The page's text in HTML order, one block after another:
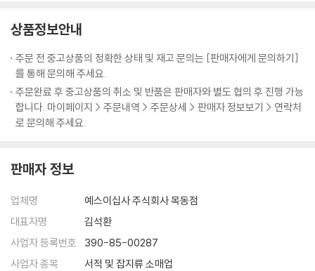
kr).
상품정보안내
주문 전 중고상품의 정확한 상태 및 재고 문의는 [판매자에게 문의하기]
를 통해 문의해 주세요.
주문완료 후 중고상품의 취소 및 반품은 판매자와 별도 협의 후 진행 가능
합니다. 마이페이지 > 주문내역 > 주문상세 > 판매자 정보보기 > 연락처
로 문의해 주세요.
판매자 정보
업체명
예스이십사 주식회사 목동점
대표자명
김석환
사업자 등록번호
390-85-00287
사업자 종목
서적 및 잡지류 소매업